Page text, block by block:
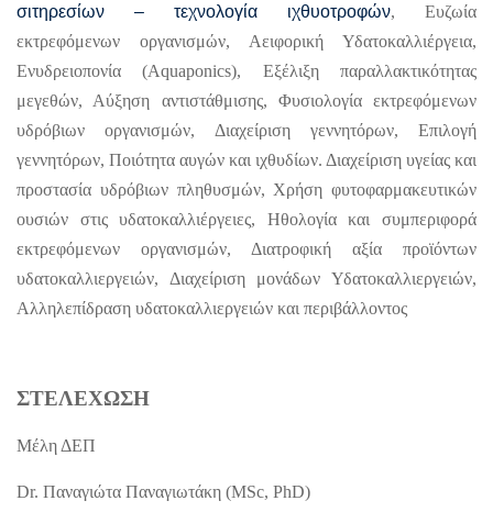
σιτηρεσίων – τεχνολογία ιχθυοτροφών, Ευζωία
εκτρεφόμενων οργανισμών, Αειφορική Υδατοκαλλιέργεια,
Ενυδρειοπονία (Aquaponics), Εξέλιξη παραλλακτικότητας
μεγεθών, Αύξηση αντιστάθμισης, Φυσιολογία εκτρεφόμενων
υδρόβιων οργανισμών, Διαχείριση γεννητόρων, Επιλογή
γεννητόρων, Ποιότητα αυγών και ιχθυδίων. Διαχείριση υγείας και
προστασία υδρόβιων πληθυσμών, Χρήση φυτοφαρμακευτικών
ουσιών στις υδατοκαλλιέργειες, Ηθολογία και συμπεριφορά
εκτρεφόμενων οργανισμών, Διατροφική αξία προϊόντων
υδατοκαλλιεργειών, Διαχείριση μονάδων Υδατοκαλλιεργειών,
Αλληλεπίδραση υδατοκαλλιεργειών και περιβάλλοντος
ΣΤΕΛΕΧΩΣΗ
Μέλη ΔΕΠ
Dr. Παναγιώτα Παναγιωτάκη (MSc, PhD)